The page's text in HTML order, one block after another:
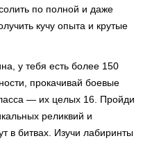
по полной и даже
кучу опыта и крутые
у тебя есть более 150
прокачивай боевые
— их целых 16. Пройди
реликвий и
в битвах. Изучи лабиринты